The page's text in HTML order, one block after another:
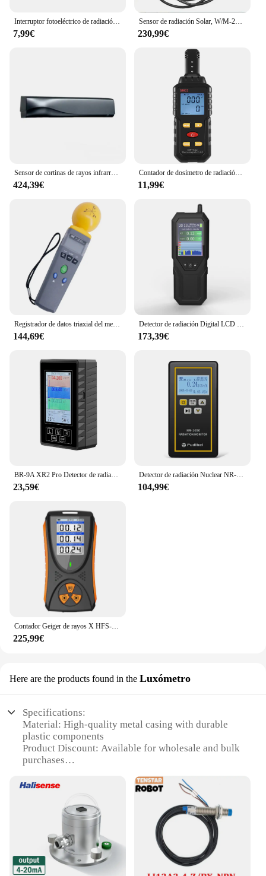
7,99€
Sensor de radiación Solar, W/M-2000 rango de 0, 0-2V, 4-20MA, detector de luz, rango de longitud de onda de 400-1100nm, transmisión de piranómetro RS485
230,99€
424,39€
Contador de dosímetro de radiación 3 en 1, medidor Geiger EMF, alarma automática, medida en tiempo Real, probador de Detector de radiación
11,99€
144,69€ 173,39€
BR-9A XR2 Pro Detector de radiación electromagnética medidor EMF instrumento de prueba ambiental negro BR 9A
23,59€
Detector de radiación Nuclear NR-750/850/950 contador Geiger dosímetro de radiación β Y-rayos X detección dosímetro Personal pantalla LCD
104,99€
Contador Geiger de rayos X HFS-10, Detector de radiación Nuclear, dosímetro, Detector de radiación, Detector de radiación electromagnética Personal
225,99€
Here are the products found in the Luxómetro
Specifications:
Material: High-quality metal casing with durable
plastic components
Product Discount: Available for wholesale and bulk
purchases
measuring light intensity
Design and Style: Sleek, modern design with easy-
to-read digital display
Usage and Purpose: Ideal for indoor and outdoor
lighting applications
Typical Adaptive Scenario: Suitable for various
settings such as offices, homes, and greenhouses
Shape or Size or Weight or Quantity: Compact and